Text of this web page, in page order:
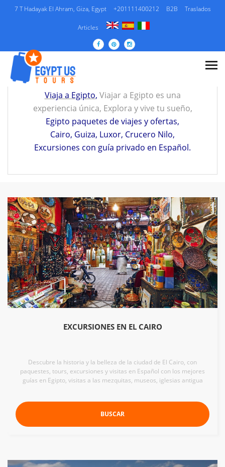
7 T Hadayak El Ahram, Giza, Egypt +201111400212 B2B Traslados
Articles
VIAJE A EGIPTO Y
PAQUETES ESPECIALES
Viaja a Egipto, Viajar a Egipto es una
experiencia única, Explora y vive tu sueño,
Egipto paquetes de viajes y ofertas,
Cairo, Guiza, Luxor, Crucero Nilo,
Excursiones con guía privado en Español.
EXCURSIONES EN EL CAIRO
Descubre la historia y la belleza de la ciudad de El Cairo, con
paquestes, tours, excursiones y visitas en Español con los mejores
guías en Egipto, visitas a las mezquitas, museos, iglesias antigua
BUSCAR